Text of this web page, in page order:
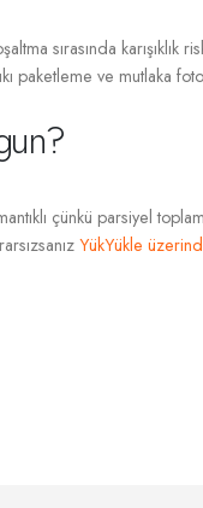
sırasında karışıklık
paketleme ve mutlaka
çünkü parsiyel
YükYükle